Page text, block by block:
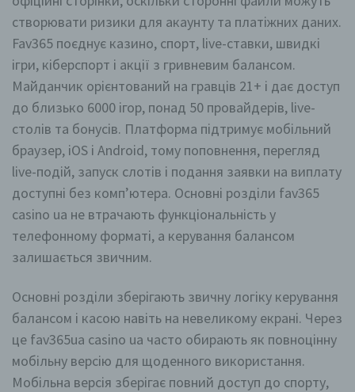
створювати ризики для акаунту та платіжних даних.
Fav365 поєднує казино, спорт, live-ставки, швидкі
ігри, кіберспорт і акції з гривневим балансом.
Майданчик орієнтований на гравців 21+ і дає доступ
до близько 6000 ігор, понад 50 провайдерів, live-
столів та бонусів. Платформа підтримує мобільний
браузер, iOS і Android, тому поповнення, перегляд
live-подій, запуск слотів і подання заявки на виплату
доступні без комп’ютера. Основні розділи fav365
casino ua не втрачають функціональність у
телефонному форматі, а керування балансом
залишається звичним.
Основні розділи зберігають звичну логіку керування
балансом і касою навіть на невеликому екрані. Через
це fav365ua casino ua часто обирають як повноцінну
мобільну версію для щоденного використання.
Мобільна версія зберігає повний доступ до спорту,
j) Dritter
Dritter ist eine natürliche oder juristische Person,
Behörde, Einrichtung oder andere Stelle außer der
betroffenen Person, dem Verantwortlichen, dem
Auftragsverarbeiter und den Personen, die unter der
unmittelbaren Verantwortung des Verantwortlichen oder
des Auftragsverarbeiters befugt sind, die
personenbezogenen Daten zu verarbeiten.
k) Einwilligung
Einwilligung ist jede von der betroffenen Person
freiwillig für den bestimmten Fall in informierter Weise
und unmissverständlich abgegebene
sonstigen eindeutigen bestätigenden Handlung, mit der
der Verarbeitung der sie betreffenden
personenbezogenen Daten einverstanden ist.
Name und Anschrift des für die Verarbeitung
Verantwortlichen